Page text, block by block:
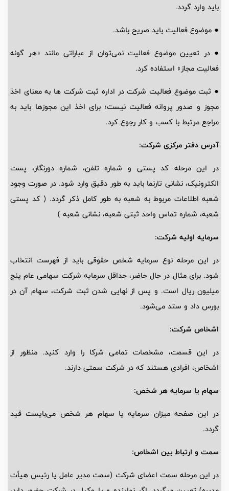
باید وارد گردد.
● موضوع فعالیت باید صریح باشد.
● در تعیین موضوع فعالیت نمی‌توان از عباراتی مانند «هر گونه
فعالیت مجاز» استفاده کرد.
● ثبت موضوع فعالیت شرکت در اداره ثبت شرکت ها به معنای اخذ
مجوز و صدور پروانه فعالیت نیست؛ برای اخذ این مجوزها باید به
مراجع مرتبط با کسب و کار رجوع کرد.
آدرس دفتر مرکزی شرکت:
در این مرحله کد پستی و شماره تلفن، شماره دورنگار، پست
الکترونیک، نشانی تارنما باید به طور دقیق وارد شود. در صورت وجود
شعبه اطلاعات مربوط به شعبه به طور کامل ذکر گردد. ( کد پستی
شعبه، شماره تماس واحد ثبتی شعبه، نشانی شعبه )
سرمایه اولیه شرکت:
در این مرحله نوع سرمایه شخص حقوقی باید از فهرست انتخاب
شود. برای مثال در حال حاضر، حداقل سرمایه شرکت سهامی عام پنج
میلیون ریال است. و پس از نهایی شدن ثبت شرکت، سهام آن در
بورس داد و ستد می‌شود.
اشخاص شرکت:
در این قسمت، مشخصات تمامی شرکا را وارد کنید. منظور از
اشخاص، افرادی هستند که در شرکت سمتی دارند.
سهام یا سرمایه هر شخص:
در این صفحه میزان سرمایه یا سهام هر شخص می‌بایست قید
گردد.
سمت و ارتباط بین اشخاص:
در این مرحله سمت اعضای شرکت (سمت مدیر عامل یا رئیس هیأت